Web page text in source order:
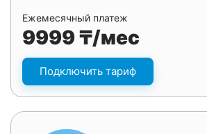
Ежемесячный платеж
9999 ₸/мес
Подключить тариф